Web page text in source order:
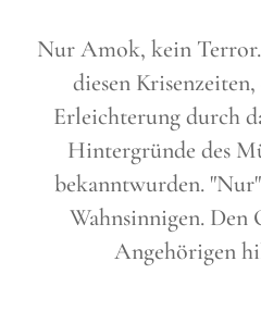
Nur Amok, kein
diesen Krisenzeiten,
Erleichterung durch
Hintergründe des
bekanntwurden.
Wahnsinnigen.
Angehörigen